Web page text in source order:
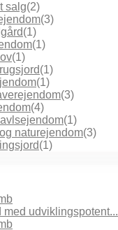
salg(2)
(3)
(1)
(1)
(1)
(1)
(1)
(3)
(4)
(1)
naturejendom(3)
(1)
med udviklingspotent...